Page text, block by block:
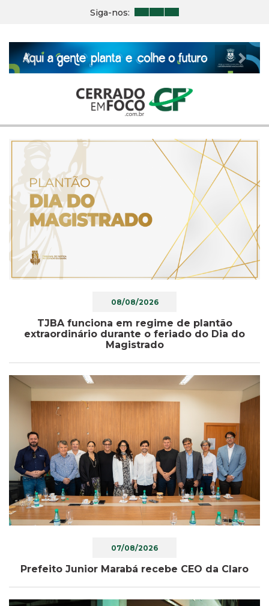
Siga-nos:
Previous Next
08/08/2026
TJBA funciona em regime de plantão
extraordinário durante o feriado do Dia do
Magistrado
07/08/2026
Prefeito Junior Marabá recebe CEO da Claro